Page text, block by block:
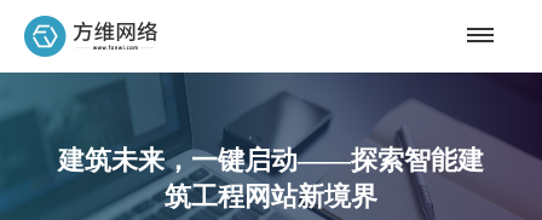
建筑未来，一键启动——探索智能建
筑工程网站新境界